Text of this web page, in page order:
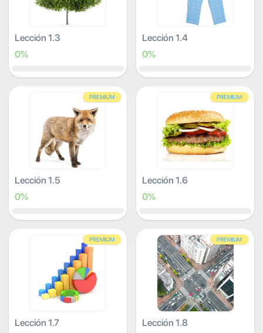
Lección 1.3
0%
Lección 1.4
0%
PREMIUM
Lección 1.5
0%
PREMIUM
Lección 1.6
0%
PREMIUM
Lección 1.7
PREMIUM
Lección 1.8